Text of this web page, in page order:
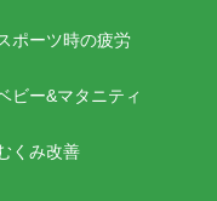
ポーツ時の疲労
ビー&マタニティ
くみ改善